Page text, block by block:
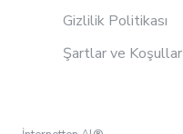
Gizlilik Politikası
Şartlar ve Koşullar